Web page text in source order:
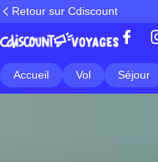
Retour sur Cdiscount
Accueil Vol Séjour